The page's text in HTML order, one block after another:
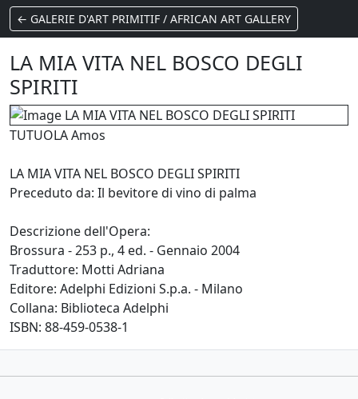
← GALERIE D'ART PRIMITIF / AFRICAN ART GALLERY
LA MIA VITA NEL BOSCO DEGLI
SPIRITI
TUTUOLA Amos
LA MIA VITA NEL BOSCO DEGLI SPIRITI
Preceduto da: Il bevitore di vino di palma
Descrizione dell'Opera:
Brossura - 253 p., 4 ed. - Gennaio 2004
Traduttore: Motti Adriana
Editore: Adelphi Edizioni S.p.a. - Milano
Collana: Biblioteca Adelphi
ISBN: 88-459-0538-1